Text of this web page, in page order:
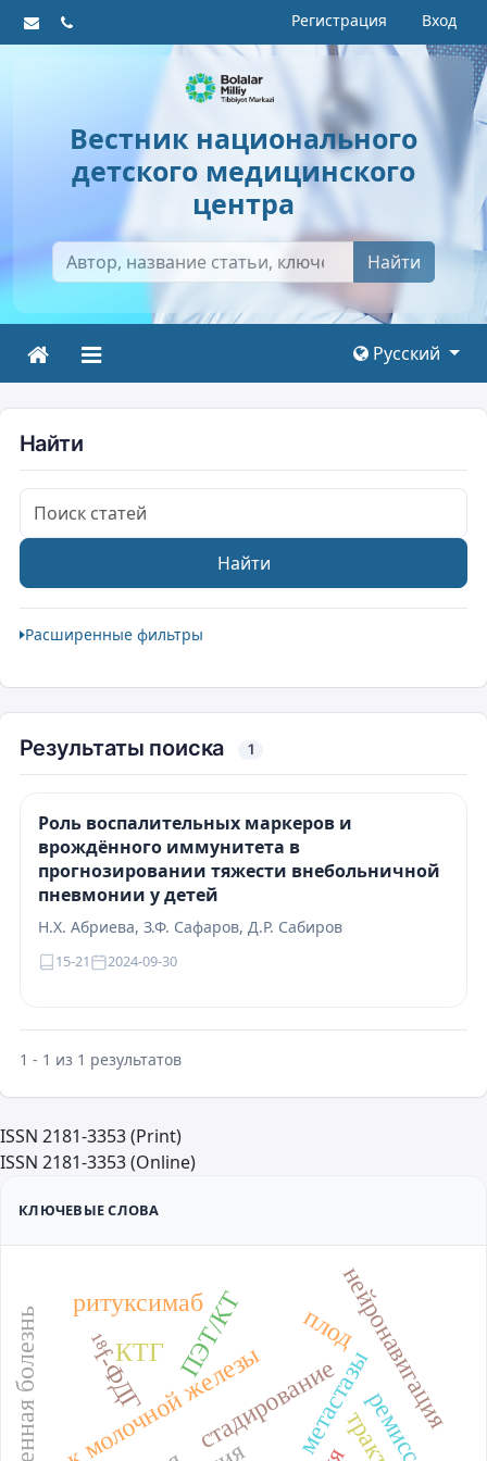
Регистрация Вход
Вестник национального
детского медицинского
центра
Найти
Русский
Найти
Поиск статей
Найти
Расширенные фильтры
Результаты поиска 1
Роль воспалительных маркеров и
врождённого иммунитета в
прогнозировании тяжести внебольничной
пневмонии у детей
Н.Х. Абриева, З.Ф. Сафаров, Д.Р. Сабиров
15-21 2024-09-30
1 - 1 из 1 результатов
ISSN 2181-3353 (Print)
ISSN 2181-3353 (Online)
КЛЮЧЕВЫЕ СЛОВА
рак молочной железы
ПЭТ/КТ
¹⁸f-ФДГ метастазы
стадированиенейронавигация
ритуксимаб
ремиссия
плод
КТГ